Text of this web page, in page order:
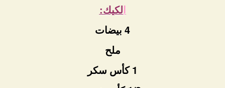
الكيك:
4 بيضات
ملح
1 كأس سكر